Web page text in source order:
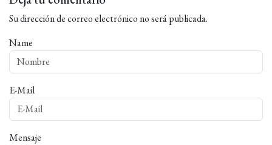
Su dirección de correo electrónico no será publicada.
Name
E-Mail
Mensaje